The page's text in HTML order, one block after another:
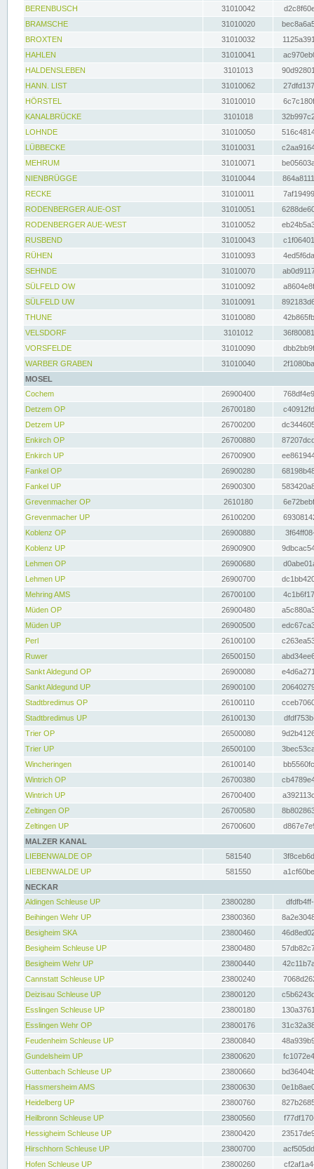
BERENBUSCH
31010042
BRAMSCHE
31010020
BROXTEN
31010032
HAHLEN
31010041
HALDENSLEBEN
3101013
HANN. LIST
31010062
HÖRSTEL
31010010
KANALBRÜCKE
3101018
LOHNDE
31010050
LÜBBECKE
31010031
MEHRUM
31010071
NIENBRÜGGE
31010044
RECKE
31010011
RODENBERGER AUE-OST
31010051
RODENBERGER AUE-WEST
31010052
RUSBEND
31010043
RÜHEN
31010093
SEHNDE
31010070
SÜLFELD OW
31010092
SÜLFELD UW
31010091
THUNE
31010080
VELSDORF
3101012
VORSFELDE
31010090
WARBER GRABEN
31010040
MOSEL
Cochem
26900400
Detzem OP
26700180
Detzem UP
26700200
Enkirch OP
26700880
Enkirch UP
26700900
Fankel OP
26900280
Fankel UP
26900300
Grevenmacher OP
2610180
Grevenmacher UP
26100200
Koblenz OP
26900880
Koblenz UP
26900900
Lehmen OP
26900680
Lehmen UP
26900700
Mehring AMS
26700100
Müden OP
26900480
Müden UP
26900500
Perl
26100100
Ruwer
26500150
Sankt Aldegund OP
26900080
Sankt Aldegund UP
26900100
Stadtbredimus OP
26100110
Stadtbredimus UP
26100130
Trier OP
26500080
Trier UP
26500100
Wincheringen
26100140
Wintrich OP
26700380
Wintrich UP
26700400
Zeltingen OP
26700580
Zeltingen UP
26700600
MALZER KANAL
LIEBENWALDE OP
581540
LIEBENWALDE UP
581550
NECKAR
Aldingen Schleuse UP
23800280
Beihingen Wehr UP
23800360
Besigheim SKA
23800460
Besigheim Schleuse UP
23800480
Besigheim Wehr UP
23800440
Cannstatt Schleuse UP
23800240
Deizisau Schleuse UP
23800120
Esslingen Schleuse UP
23800180
Esslingen Wehr OP
23800176
Feudenheim Schleuse UP
23800840
Gundelsheim UP
23800620
Guttenbach Schleuse UP
23800660
Hassmersheim AMS
23800630
Heidelberg UP
23800760
Heilbronn Schleuse UP
23800560
Hessigheim Schleuse UP
23800420
Hirschhorn Schleuse UP
23800700
Hofen Schleuse UP
23800260